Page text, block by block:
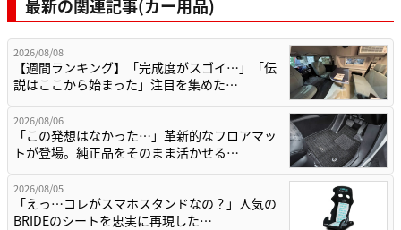
最新の関連記事(カー用品)
2026/08/08
【週間ランキング】「完成度がスゴイ…」「伝
説はここから始まった」注目を集めた…
2026/08/06
「この発想はなかった…」革新的なフロアマッ
トが登場。純正品をそのまま活かせる…
2026/08/05
「えっ…コレがスマホスタンドなの？」人気の
BRIDEのシートを忠実に再現した…